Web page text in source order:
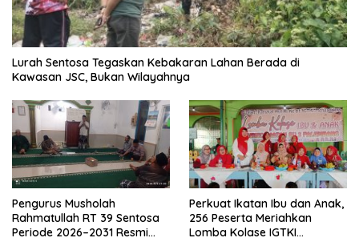
Lurah Sentosa Tegaskan Kebakaran Lahan Berada di
Kawasan JSC, Bukan Wilayahnya
Pengurus Musholah
Rahmatullah RT 39 Sentosa
Periode 2026–2031 Resmi
Perkuat Ikatan Ibu dan Anak,
256 Peserta Meriahkan
Lomba Kolase IGTKI